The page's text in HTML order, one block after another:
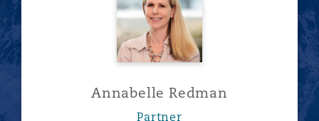
Annabelle Redman
Partner